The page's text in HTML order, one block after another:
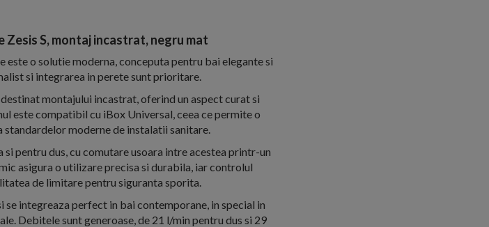
Zesis S, montaj incastrat, negru mat
este o solutie moderna, conceputa pentru bai elegante si
si integrarea in perete sunt prioritare.
montajului incastrat, oferind un aspect curat si
este compatibil cu iBox Universal, ceea ce permite o
moderne de instalatii sanitare.
pentru dus, cu comutare usoara intre acestea printr-un
asigura o utilizare precisa si durabila, iar controlul
de limitare pentru siguranta sporita.
se integreaza perfect in bai contemporane, in special in
Debitele sunt generoase, de 21 l/min pentru dus si 29